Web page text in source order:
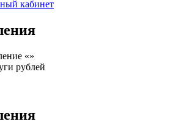
кабинет
«»
рублей